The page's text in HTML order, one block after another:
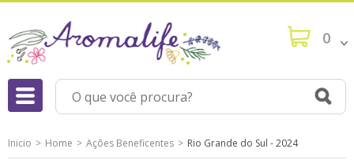
0
Inicio Home Ações Beneficentes Rio Grande do Sul - 2024